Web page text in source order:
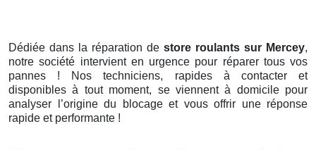
Dédiée dans la réparation de store roulants sur Mercey,
notre société intervient en urgence pour réparer tous vos
pannes ! Nos techniciens, rapides à contacter et
disponibles à tout moment, se viennent à domicile pour
analyser l’origine du blocage et vous offrir une réponse
rapide et performante !